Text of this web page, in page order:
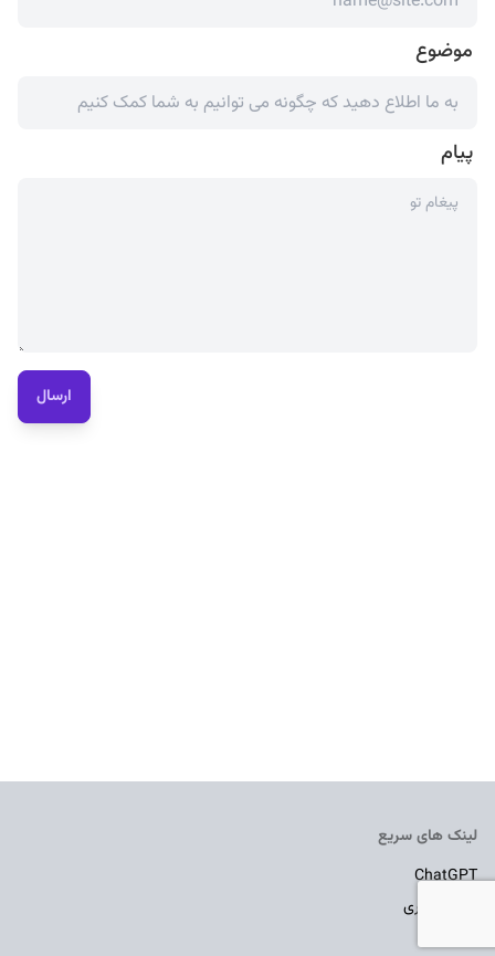
موضوع
پیام
ارسال
لینک های سریع
ChatGPT
قیمت گذاری